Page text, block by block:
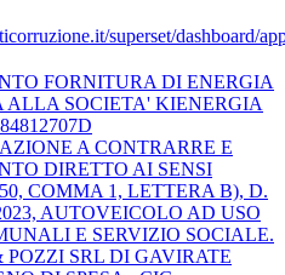
superset/dashboard/
FORNITURA DI ENERGIA
ALLA SOCIETA' KIENERGIA
A CONTRARRE E
DIRETTO AI SENSI
COMMA 1, LETTERA B), D.
AUTOVEICOLO AD USO
E SERVIZIO SOCIALE.
SRL DI GAVIRATE